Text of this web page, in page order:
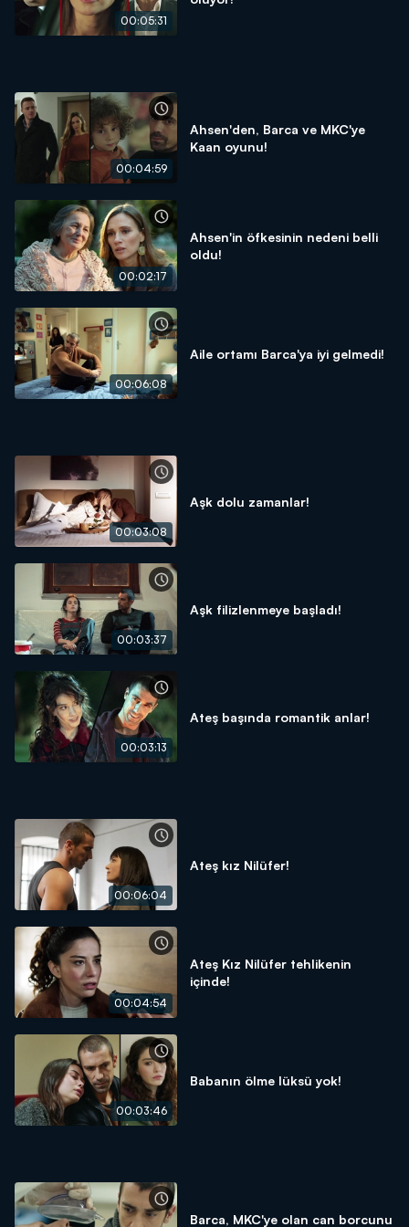
00:05:31
00:04:59
Ahsen'den, Barca ve MKC'ye
Kaan oyunu!
00:02:17
Ahsen'in öfkesinin nedeni belli
oldu!
00:06:08
Aile ortamı Barca'ya iyi gelmedi!
00:03:08
Aşk dolu zamanlar!
00:03:37
Aşk filizlenmeye başladı!
00:03:13
Ateş başında romantik anlar!
00:06:04
Ateş kız Nilüfer!
00:04:54
Ateş Kız Nilüfer tehlikenin
içinde!
00:03:46
Babanın ölme lüksü yok!
Barca, MKC'ye olan can borcunu